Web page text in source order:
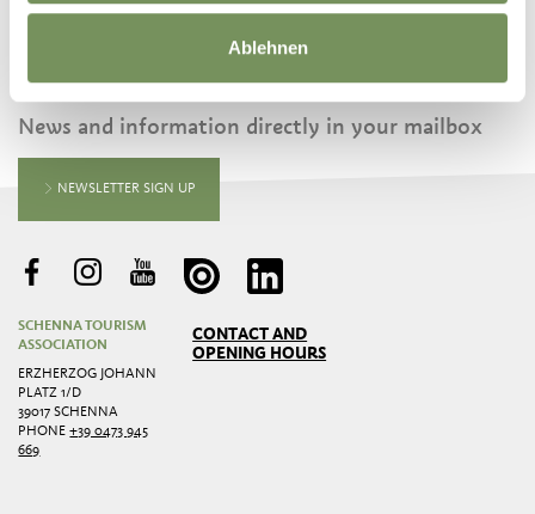
Ablehnen
KEEP IN TOUCH WITH US
News and information directly in your mailbox
NEWSLETTER SIGN UP
SCHENNA TOURISM
ASSOCIATION
ERZHERZOG JOHANN
PLATZ 1/D
39017 SCHENNA
PHONE+39 0473 945
669
CONTACT AND
OPENING HOURS